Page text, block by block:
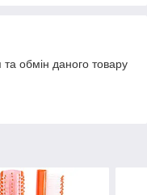
обмін даного товару